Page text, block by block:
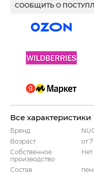
СООБЩИТЬ О
Все характеристики
Бренд
Возраст
от
Собственное
производство
Нет
Состав